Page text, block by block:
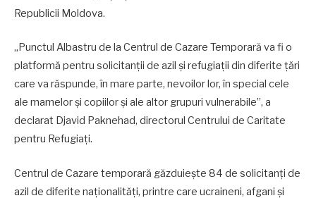
Republicii Moldova.
„Punctul Albastru de la Centrul de Cazare Temporară va fi o
platformă pentru solicitanții de azil și refugiații din diferite țări
care va răspunde, în mare parte, nevoilor lor, în special cele
ale mamelor și copiilor și ale altor grupuri vulnerabile”, a
declarat Djavid Paknehad, directorul Centrului de Caritate
pentru Refugiați.
Centrul de Cazare temporară găzduiește 84 de solicitanți de
azil de diferite naționalități, printre care ucraineni, afgani și